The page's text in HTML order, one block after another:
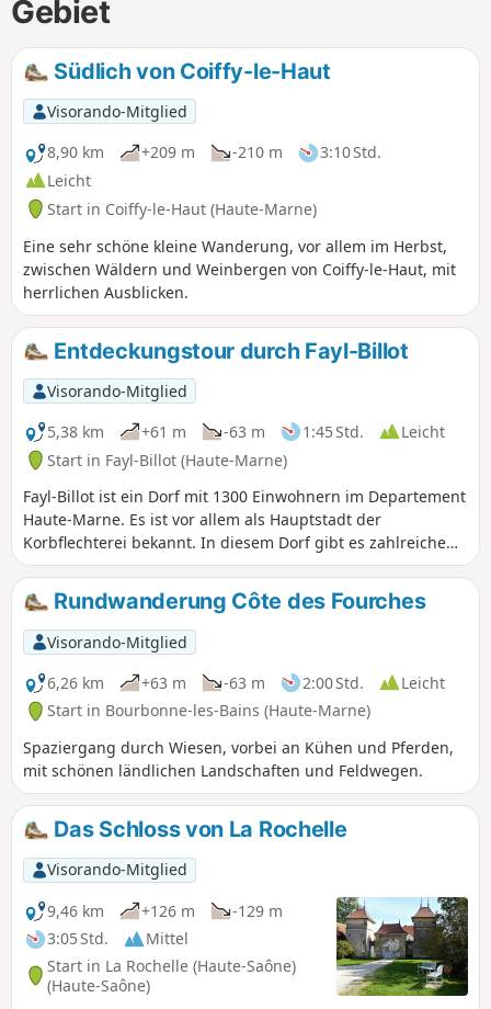
Gebiet
Südlich von Coiffy-le-Haut
Visorando-Mitglied
8,90 km
+209 m -210 m
3:10 Std.
Leicht
Start in Coiffy-le-Haut (Haute-Marne)
Eine sehr schöne kleine Wanderung, vor allem im Herbst,
zwischen Wäldern und Weinbergen von Coiffy-le-Haut, mit
herrlichen Ausblicken.
Entdeckungstour durch Fayl-Billot
Visorando-Mitglied
5,38 km
+61 m -63 m 1:45 Std.
Leicht
Start in Fayl-Billot (Haute-Marne)
Fayl-Billot ist ein Dorf mit 1300 Einwohnern im Departement
Haute-Marne. Es ist vor allem als Hauptstadt der
Korbflechterei bekannt. In diesem Dorf gibt es zahlreiche
Handwerker, die diesem Gewerbe nachgehen. Zögern Sie
nicht, am Ende dieses Spaziergangs ein Souvenir
mitzunehmen. Diese Wanderung ermöglicht es Ihnen, die
wichtigsten touristischen und kulturellen
Sehenswürdigkeiten des Dorfes zu sehen, wie die École
Nationale d'Osiériculture et de Vannerie, die Kirche Notre-
Dame sowie alle Waschhäuser und Brunnen des Dorfes.
Rundwanderung Côte des Fourches
Visorando-Mitglied
6,26 km
+63 m -63 m 2:00 Std.
Leicht
Start in Bourbonne-les-Bains (Haute-Marne)
Spaziergang durch Wiesen, vorbei an Kühen und Pferden,
mit schönen ländlichen Landschaften und Feldwegen.
Das Schloss von La Rochelle
Visorando-Mitglied
9,46 km
+126 m
-129 m
3:05 Std.
Mittel
Start in La Rochelle (Haute-Saône)
(Haute-Saône)